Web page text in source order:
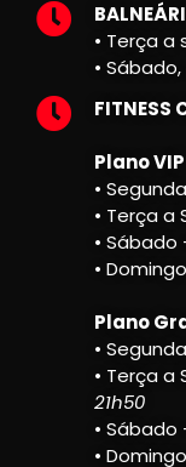
• Terça a
•
FITNESS
Plano VIP
•
• Terça a
• Sábado
•
Plano
•
• Terça a
21h50
• Sábado
•